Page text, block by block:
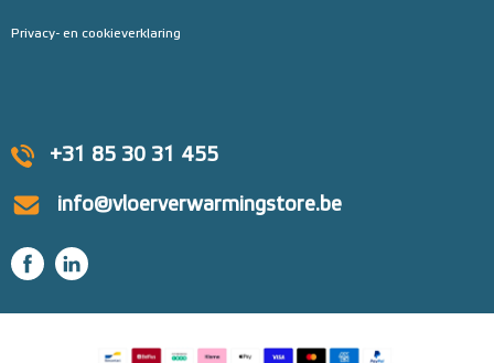
+31 85 30 31 455
info@vloerverwarmingstore.be
Privacy- en cookieverklaring